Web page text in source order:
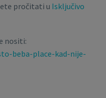
pročitati u Isključivo
nositi:
beba-place-kad-nije-